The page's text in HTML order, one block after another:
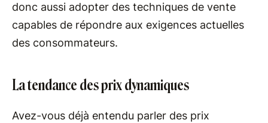
donc aussi adopter des techniques de vente
capables de répondre aux exigences actuelles
des consommateurs.
La tendance des prix dynamiques
Avez-vous déjà entendu parler des prix